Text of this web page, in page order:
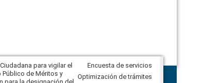
para vigilar el
Público de Méritos y
Veeduría Ciudadana para vigilar la
construcción del asfaltado de
Encuesta de servicios
Optimización de trámites